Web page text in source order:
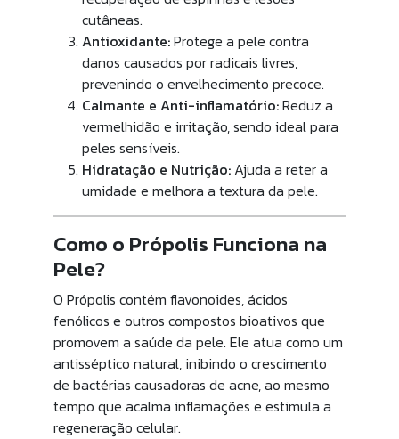
cutâneas.
Antioxidante:Protege a pele contra
danos causados por radicais livres,
prevenindo o envelhecimento precoce.
Calmante e Anti-inflamatório:Reduz a
vermelhidão e irritação, sendo ideal para
peles sensíveis.
Hidratação e Nutrição: Ajuda a reter a
umidade e melhora a textura da pele.
Como o Própolis Funciona na
Pele?
O Própolis contém flavonoides, ácidos
fenólicos e outros compostos bioativos que
promovem a saúde da pele. Ele atua como um
antisséptico natural, inibindo o crescimento
de bactérias causadoras de acne, ao mesmo
tempo que acalma inflamações e estimula a
regeneração celular.